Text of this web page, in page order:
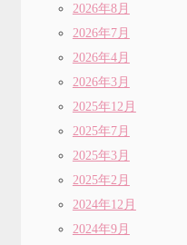
2026年8月
2026年7月
2026年4月
2026年3月
2025年12月
2025年7月
2025年3月
2025年2月
2024年12月
2024年9月